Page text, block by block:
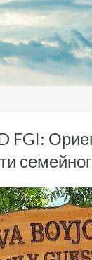
FGI: